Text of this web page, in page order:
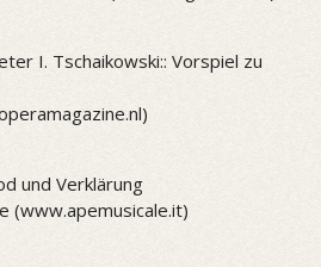
I. Tschaikowski:: Vorspiel zu
und Verklärung
(www.apemusicale.it)